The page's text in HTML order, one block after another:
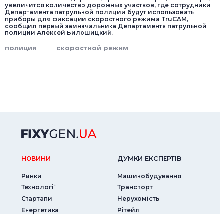
увеличится количество дорожных участков, где сотрудники
Департамента патрульной полиции будут использовать
приборы для фиксации скоростного режима TruCAM,
сообщил первый замначальника Департамента патрульной
полиции Алексей Билошицкий.
полиция скоростной режим
НОВИНИ
Ринки
Технології
Стартапи
Енергетика
ДУМКИ ЕКСПЕРТIВ
Машинобудування
Транспорт
Нерухомість
Рітейл